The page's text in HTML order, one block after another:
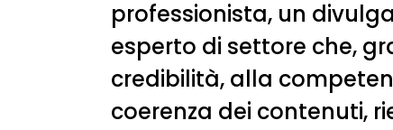
professionista, un
esperto di settore che,
credibilità, alla
coerenza dei contenuti,